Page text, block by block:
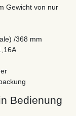
Gewicht von nur
/368 mm
Bedienung